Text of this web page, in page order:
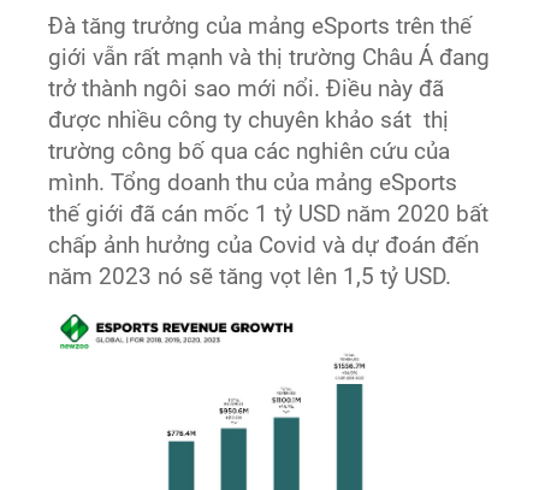
Đà tăng trưởng của mảng eSports trên thế
giới vẫn rất mạnh và thị trường Châu Á đang
trở thành ngôi sao mới nổi. Điều này đã
được nhiều công ty chuyên khảo sát thị
trường công bố qua các nghiên cứu của
mình. Tổng doanh thu của mảng eSports
thế giới đã cán mốc 1 tỷ USD năm 2020 bất
chấp ảnh hưởng của Covid và dự đoán đến
năm 2023 nó sẽ tăng vọt lên 1,5 tỷ USD.